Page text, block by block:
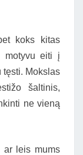
koks kitas
motyvu eiti į
tęsti. Mokslas
šaltinis,
ne vieną
ar leis mums